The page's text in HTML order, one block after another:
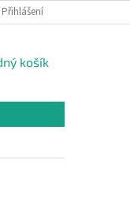
Přihlášení
košík